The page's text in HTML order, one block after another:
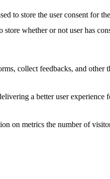
to store the user consent for
whether or not user has
collect feedbacks, and other
a better user experience
on metrics the number of